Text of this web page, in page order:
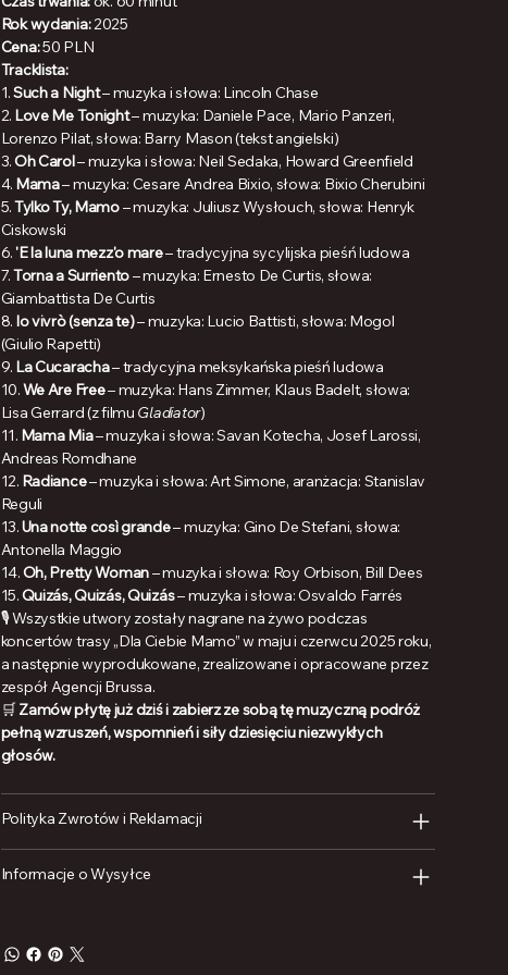
Rok wydania:2025
Cena:50 PLN
Tracklista:
1.Such a Night– muzyka i słowa: Lincoln Chase
2. Love Me Tonight– muzyka: Daniele Pace, Mario Panzeri,
Lorenzo Pilat, słowa: Barry Mason (tekst angielski)
3.Oh Carol– muzyka i słowa: Neil Sedaka, Howard Greenfield
4. Mama– muzyka: Cesare Andrea Bixio, słowa: Bixio Cherubini
5.Tylko Ty, Mamo– muzyka: Juliusz Wysłouch, słowa: Henryk
Ciskowski
6.'E la luna mezz'o mare– tradycyjna sycylijska pieśń ludowa
7.Torna a Surriento– muzyka: Ernesto De Curtis, słowa:
Giambattista De Curtis
8. Io vivrò (senza te)– muzyka: Lucio Battisti, słowa: Mogol
(Giulio Rapetti)
9. La Cucaracha– tradycyjna meksykańska pieśń ludowa
10.We Are Free– muzyka: Hans Zimmer, Klaus Badelt, słowa:
Lisa Gerrard (z filmu Gladiator)
11. Mama Mia– muzyka i słowa: Savan Kotecha, Josef Larossi,
Andreas Romdhane
12. Radiance– muzyka i słowa: Art Simone, aranżacja: Stanislav
Reguli
13.Una notte così grande– muzyka: Gino De Stefani, słowa:
Antonella Maggio
14.Oh, Pretty Woman– muzyka i słowa: Roy Orbison, Bill Dees
15.Quizás, Quizás, Quizás– muzyka i słowa: Osvaldo Farrés
🎙️ Wszystkie utwory zostały nagrane na żywo podczas
koncertów trasy „Dla Ciebie Mamo” w maju i czerwcu 2025 roku,
a następnie wyprodukowane, zrealizowane i opracowane przez
zespół Agencji Brussa.
🛒 Zamów płytę już dziś i zabierz ze sobą tę muzyczną podróż
pełną wzruszeń, wspomnień i siły dziesięciu niezwykłych
głosów.
Polityka Zwrotów i Reklamacji
Informacje o Wysyłce